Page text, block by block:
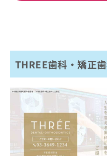
THREE歯科・矯正